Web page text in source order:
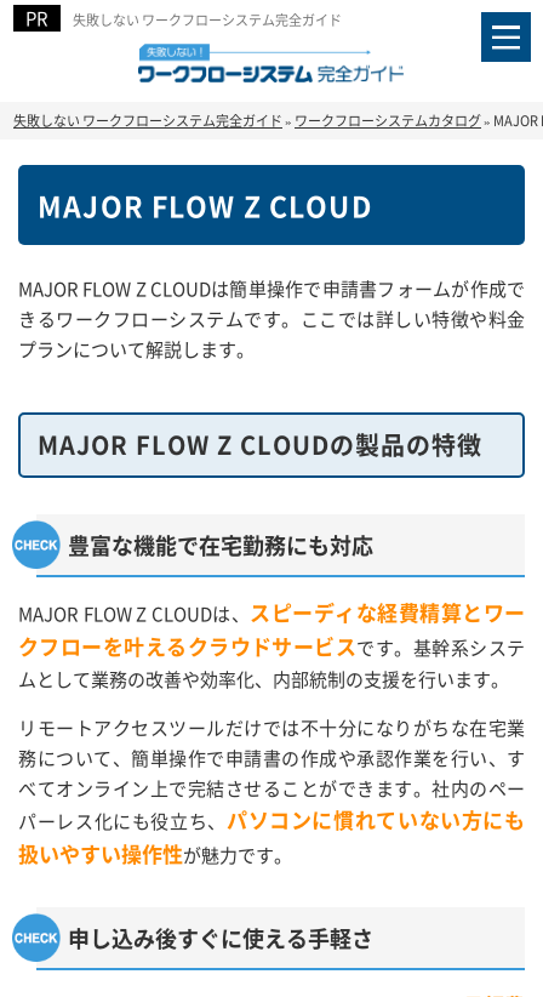
失敗しない ワークフローシステム完全ガイド
失敗しない ワークフローシステム完全ガイド» ワークフローシステムカタログ» MAJOR
MAJOR FLOW Z CLOUD
MAJOR FLOW Z CLOUDは簡単操作で申請書フォームが作成で
きるワークフローシステムです。ここでは詳しい特徴や料金
プランについて解説します。
MAJOR FLOW Z CLOUDの製品の特徴
豊富な機能で在宅勤務にも対応
MAJOR FLOW Z CLOUDは、 スピーディな経費精算とワー
クフローを叶えるクラウドサービスです。基幹系システ
ムとして業務の改善や効率化、内部統制の支援を行います。
リモートアクセスツールだけでは不十分になりがちな在宅業
務について、簡単操作で申請書の作成や承認作業を行い、す
べてオンライン上で完結させることができます。社内のペー
パーレス化にも役立ち、 パソコンに慣れていない方にも
扱いやすい操作性が魅力です。
申し込み後すぐに使える手軽さ